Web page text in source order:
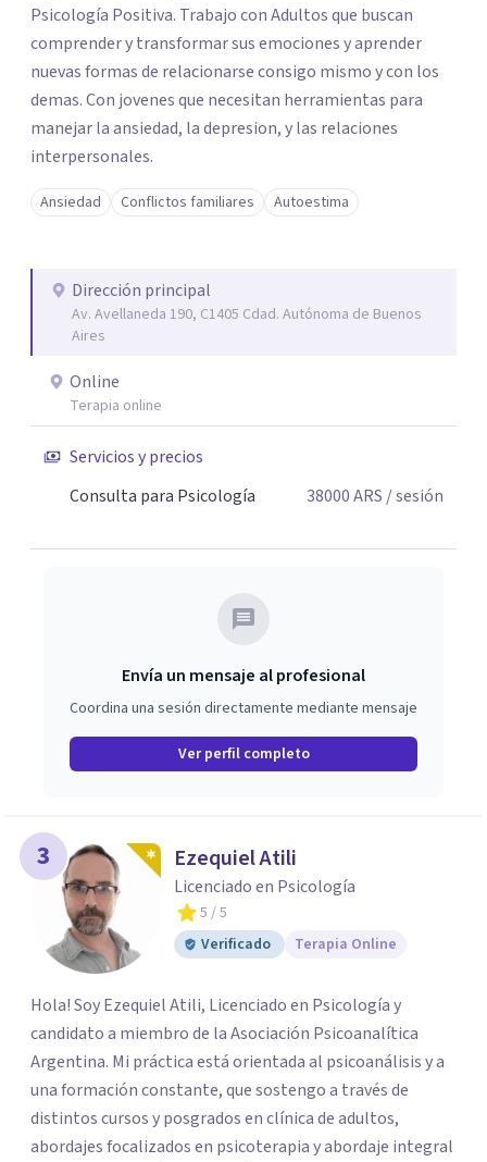
Psicología Positiva. Trabajo con Adultos que buscan
comprender y transformar sus emociones y aprender
nuevas formas de relacionarse consigo mismo y con los
demas. Con jovenes que necesitan herramientas para
manejar la ansiedad, la depresion, y las relaciones
interpersonales.
Ansiedad Conflictos familiares Autoestima
Dirección principal
Av. Avellaneda 190, C1405 Cdad. Autónoma de Buenos
Aires
Online
Terapia online
Servicios y precios
Consulta para Psicología
38000ARS / sesión
Envía un mensaje al profesional
Coordina una sesión directamente mediante mensaje
Ver perfil completo
3 Ezequiel Atili
Licenciado en Psicología
5 / 5
Verificado
Terapia Online
Hola! Soy Ezequiel Atili, Licenciado en Psicología y
candidato a miembro de la Asociación Psicoanalítica
Argentina. Mi práctica está orientada al psicoanálisis y a
una formación constante, que sostengo a través de
distintos cursos y posgrados en clínica de adultos,
abordajes focalizados en psicoterapia y abordaje integral